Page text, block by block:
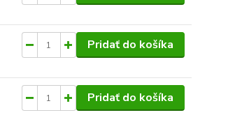
Pridať do košíka
Pridať do košíka